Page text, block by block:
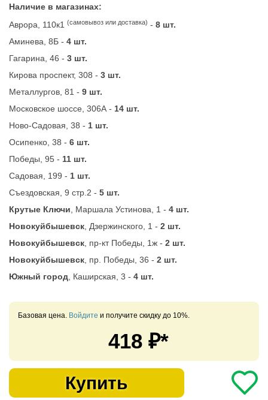
Наличие в магазинах:
Аврора, 110к1 (самовывоз или доставка) - 8 шт.
Аминева, 8Б - 4 шт.
Гагарина, 46 - 3 шт.
Кирова проспект, 308 - 3 шт.
Металлургов, 81 - 9 шт.
Московское шоссе, 306А - 14 шт.
Ново-Садовая, 38 - 1 шт.
Осипенко, 38 - 6 шт.
Победы, 95 - 11 шт.
Садовая, 199 - 1 шт.
Съездовская, 9 стр.2 - 5 шт.
Крутые Ключи , Маршала Устинова, 1 - 4 шт.
Новокуйбышевск , Дзержинского, 1 - 2 шт.
Новокуйбышевск , пр-кт Победы, 1ж - 2 шт.
Новокуйбышевск , пр. Победы, 36 - 2 шт.
Южный город , Каширская, 3 - 4 шт.
Базовая цена. Войдите и получите скидку до 10%.
418 ₽*
Купить